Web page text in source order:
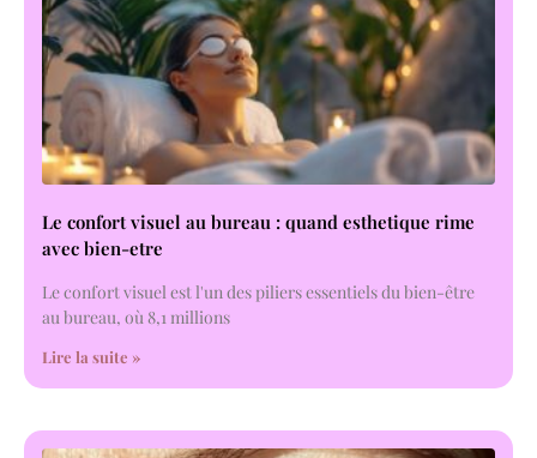
Le confort visuel au bureau : quand esthetique rime
avec bien-etre
Le confort visuel est l'un des piliers essentiels du bien-être
au bureau, où 8,1 millions
Lire la suite »